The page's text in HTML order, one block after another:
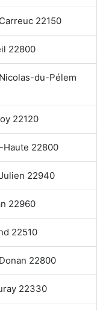
22150
22800
du-Pélem
22120
Haute 22800
22940
22960
22510
22800
22330